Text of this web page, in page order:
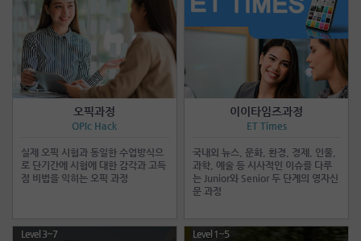
오픽과정
OPIc Hack
실제 오픽 시험과 동일한 수업방식으
로 단기간에 시험에 대한 감각과 고득
점 비법을 익히는 오픽 과정
이이타임즈과정
ET Times
국내외 뉴스, 문화, 환경, 경제, 인물,
과학, 예술 등 시사적인 이슈를 다루
는 Junior와 Senior 두 단계의 영자신
문 과정
Level 3~7 Level 1~5